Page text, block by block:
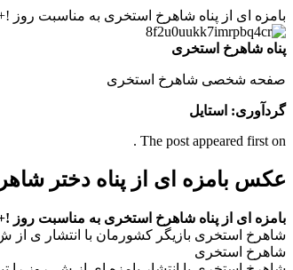
بامزه ای از پناه شاهرخ استخری به مناسبت روز
پناه شاهرخ استخری
صفحه شخصی شاهرخ استخری
گردآوری: استایل
The post appeared first on .
عکس بامزه ای از پناه دختر
بامزه ای از پناه شاهرخ استخری به مناسبت روز
شاهرخ استخری بازیگر کشورمان با انتشار ی از
شاهرخ استخری